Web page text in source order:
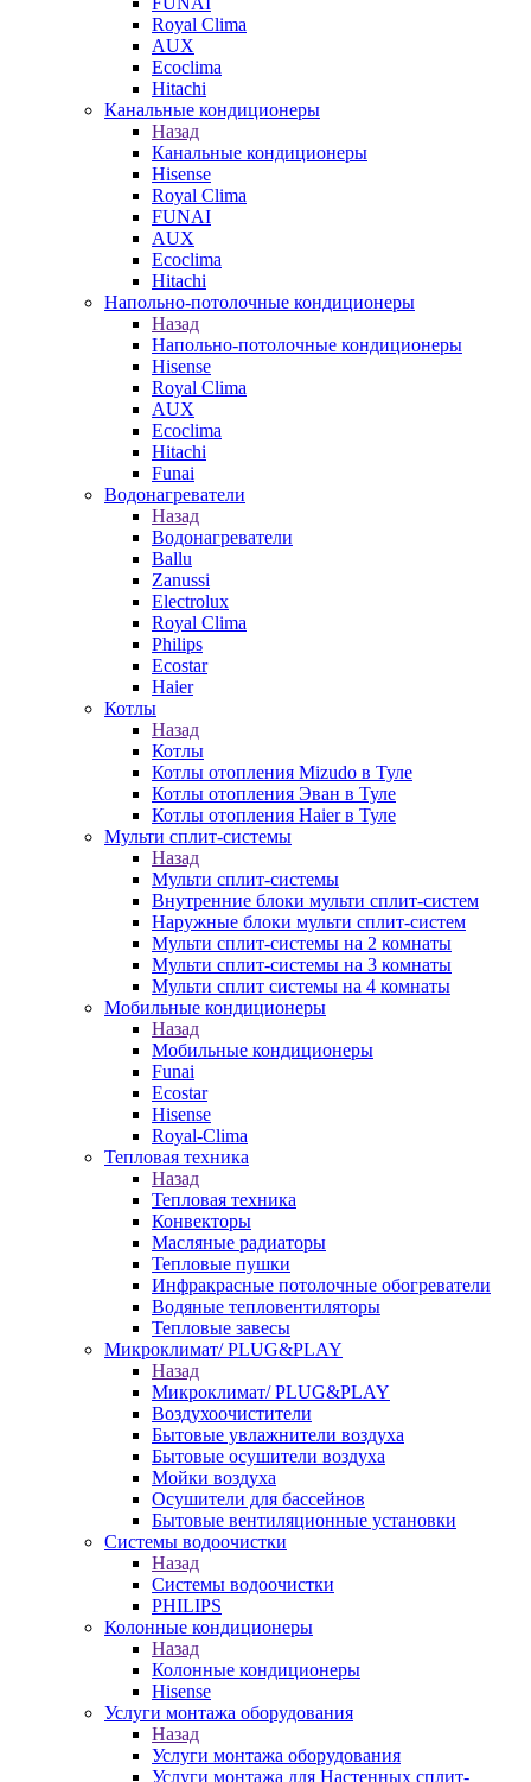
Royal Clima
AUX
Ecoclima
Hitachi
Канальные кондиционеры
Назад
Канальные кондиционеры
Hisense
Royal Clima
FUNAI
AUX
Ecoclima
Hitachi
Напольно-потолочные кондиционеры
Назад
Напольно-потолочные кондиционеры
Hisense
Royal Clima
AUX
Ecoclima
Hitachi
Funai
Водонагреватели
Назад
Водонагреватели
Ballu
Zanussi
Electrolux
Royal Clima
Philips
Ecostar
Haier
Котлы
Назад
Котлы
Котлы отопления Mizudo в Туле
Котлы отопления Эван в Туле
Котлы отопления Haier в Туле
Мульти сплит-системы
Назад
Мульти сплит-системы
Внутренние блоки мульти сплит-систем
Наружные блоки мульти сплит-систем
Мульти сплит-системы на 2 комнаты
Мульти сплит-системы на 3 комнаты
Мульти сплит системы на 4 комнаты
Мобильные кондиционеры
Назад
Мобильные кондиционеры
Funai
Ecostar
Hisense
Royal-Clima
Тепловая техника
Назад
Тепловая техника
Конвекторы
Масляные радиаторы
Тепловые пушки
Инфракрасные потолочные обогреватели
Водяные тепловентиляторы
Тепловые завесы
Микроклимат/ PLUG&PLAY
Назад
Микроклимат/ PLUG&PLAY
Воздухоочистители
Бытовые увлажнители воздуха
Бытовые осушители воздуха
Мойки воздуха
Осушители для бассейнов
Бытовые вентиляционные установки
Системы водоочистки
Назад
Системы водоочистки
PHILIPS
Колонные кондиционеры
Назад
Колонные кондиционеры
Hisense
Услуги монтажа оборудования
Назад
Услуги монтажа оборудования
Услуги монтажа для Настенных сплит-